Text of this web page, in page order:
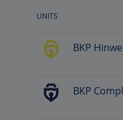
UNITS
BKP
BKP